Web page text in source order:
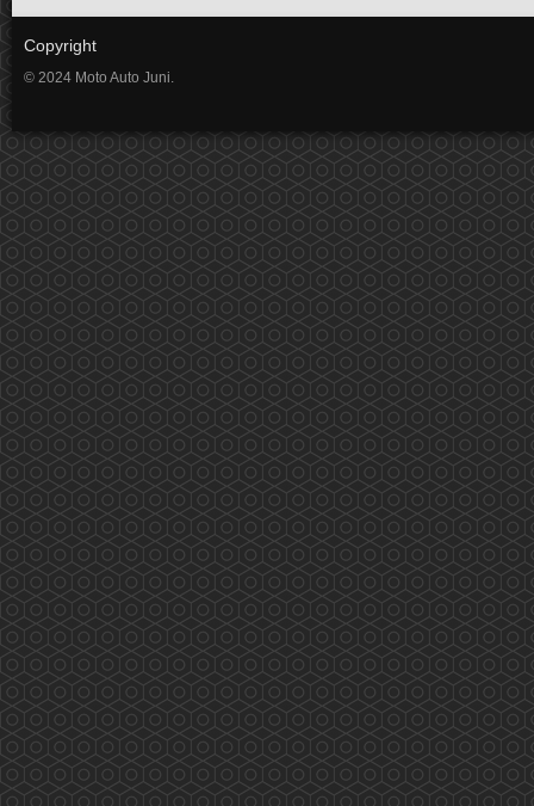
Copyright
© 2024 Moto Auto Juni.